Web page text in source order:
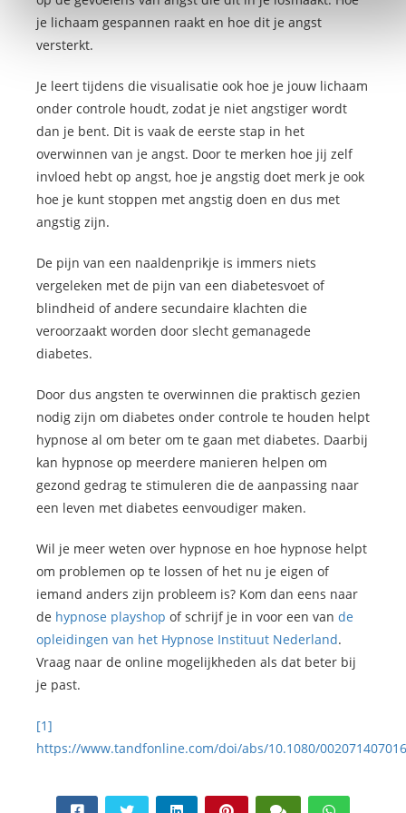
je lichaam gespannen raakt en hoe dit je angst
versterkt.
Je leert tijdens die visualisatie ook hoe je jouw lichaam
onder controle houdt, zodat je niet angstiger wordt
dan je bent. Dit is vaak de eerste stap in het
overwinnen van je angst. Door te merken hoe jij zelf
invloed hebt op angst, hoe je angstig doet merk je ook
hoe je kunt stoppen met angstig doen en dus met
angstig zijn.
De pijn van een naaldenprikje is immers niets
vergeleken met de pijn van een diabetesvoet of
blindheid of andere secundaire klachten die
veroorzaakt worden door slecht gemanagede
diabetes.
Door dus angsten te overwinnen die praktisch gezien
nodig zijn om diabetes onder controle te houden helpt
hypnose al om beter om te gaan met diabetes. Daarbij
kan hypnose op meerdere manieren helpen om
gezond gedrag te stimuleren die de aanpassing naar
een leven met diabetes eenvoudiger maken.
Wil je meer weten over hypnose en hoe hypnose helpt
om problemen op te lossen of het nu je eigen of
iemand anders zijn probleem is? Kom dan eens naar
de hypnose playshop of schrijf je in voor een van de
opleidingen van het Hypnose Instituut Nederland.
Vraag naar de online mogelijkheden als dat beter bij
je past.
[1]
https://www.tandfonline.com/doi/abs/10.1080/